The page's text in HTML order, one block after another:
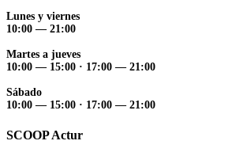
Lunes y viernes
10:00 — 21:00
Martes a jueves
10:00 — 15:00 · 17:00 — 21:00
Sábado
10:00 — 15:00 · 17:00 — 21:00
SCOOP Actur